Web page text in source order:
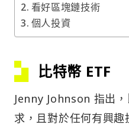
看好區塊鏈技術
個人投資
比特幣 ETF
Jenny Johnson 指出
求，且對於任何有興